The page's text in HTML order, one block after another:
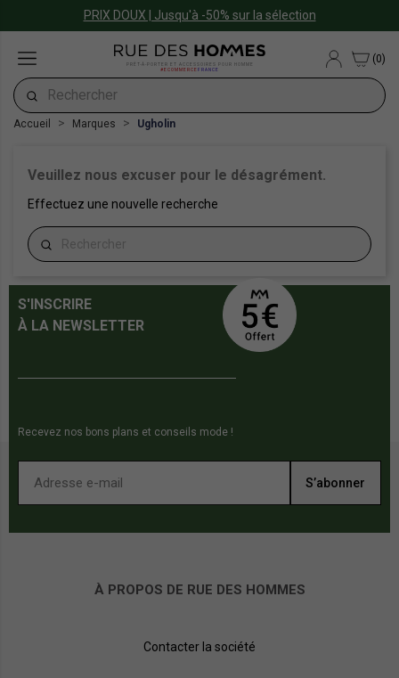
PRIX DOUX | Jusqu'à -50% sur la sélection
PRÊT-À-PORTER ET ACCESSOIRES POUR HOMME
#ECOMMERCE FRANCE
(0)
Accueil Marques Ugholin
Veuillez nous excuser pour le désagrément.
Effectuez une nouvelle recherche
S'INSCRIRE
À LA NEWSLETTER
Recevez nos bons plans et conseils mode !
S’abonner
À PROPOS DE RUE DES HOMMES
Contacter la société